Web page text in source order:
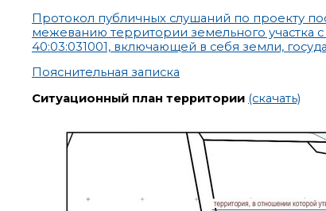
Протокол публичных слушаний по проекту
межеванию территории земельного участка с
40:03:031001, включающей в себя земли,
Пояснительная записка
Ситуационный план территории (скачать)